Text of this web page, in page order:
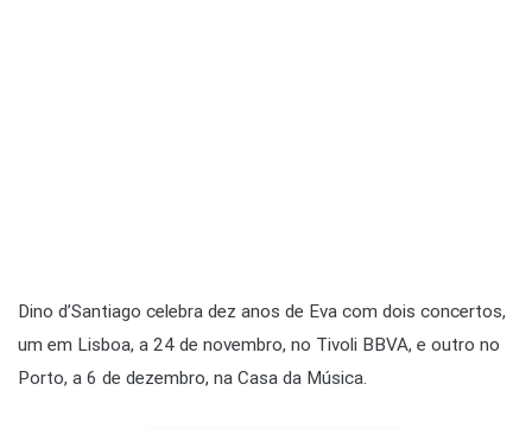
Dino d’Santiago celebra dez anos de Eva com dois concertos,
um em Lisboa, a 24 de novembro, no Tivoli BBVA, e outro no
Porto, a 6 de dezembro, na Casa da Música.